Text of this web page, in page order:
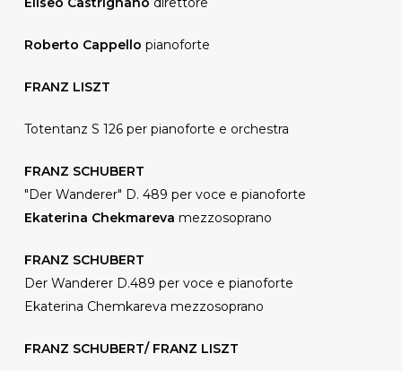
Roberto Cappello pianoforte
FRANZ LISZT
Totentanz S 126 per pianoforte e orchestra
FRANZ SCHUBERT
"Der Wanderer" D. 489 per voce e pianoforte
Ekaterina Chekmareva mezzosoprano
FRANZ SCHUBERT
Der Wanderer D.489 per voce e pianoforte
Ekaterina Chemkareva mezzosoprano
FRANZ SCHUBERT/ FRANZ LISZT